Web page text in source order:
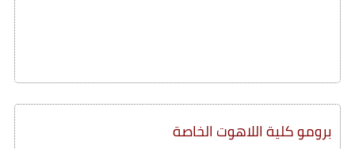
برومو كلية اللاهوت الخاصة